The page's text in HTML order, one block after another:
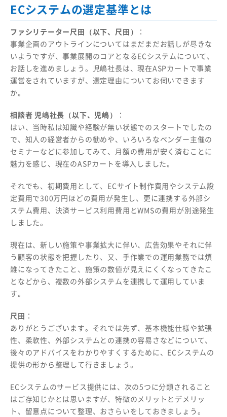
ECシステムの選定基準とは
ファシリテーター尺田（以下、尺田）
：
事業企画のアウトラインについてはまだまだお話しが尽きな
いようですが、事業展開のコアとなるECシステムについて、
お話しを進めましょう。児嶋社長は、現在ASPカートで事業
運営をされていますが、選定理由についてお伺いできます
か。
相談者 児嶋社長（以下、児嶋）
：
はい、当時私は知識や経験が無い状態でのスタートでしたの
で、知人の経営者からの勧めや、いろいろなベンダー主催の
セミナーなどに参加してみて、月額の費用が安く済むことに
魅力を感じ、現在のASPカートを導入しました。
それでも、初期費用として、ECサイト制作費用やシステム設
定費用で300万円ほどの費用が発生し、更に連携する外部シ
ステム費用、決済サービス利用費用とWMSの費用が別途発生
しました。
現在は、新しい施策や事業拡大に伴い、広告効果やそれに伴
う顧客の状態を把握したり、又、手作業での運用業務では煩
雑になってきたこと、施策の数値が見えにくくなってきたこ
となどから、複数の外部システムを連携して運用していま
す。
尺田 ：
ありがとうございます。それでは先ず、基本機能仕様や拡張
性、柔軟性、外部システムとの連携の容易さなどについて、
後々のアドバイスをわかりやすくするために、ECシステムの
提供の形から整理して行きましょう。
ECシステムのサービス提供には、次の5つに分類されること
はご存知じかとは思いますが、特徴のメリットとデメリッ
ト、留意点について整理、おさらいをしておきましょう。